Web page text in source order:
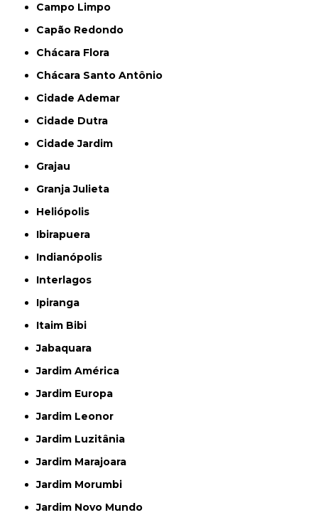
Campo Limpo
Capão Redondo
Chácara Flora
Chácara Santo Antônio
Cidade Ademar
Cidade Dutra
Cidade Jardim
Grajau
Granja Julieta
Heliópolis
Ibirapuera
Indianópolis
Interlagos
Ipiranga
Itaim Bibi
Jabaquara
Jardim América
Jardim Europa
Jardim Leonor
Jardim Luzitânia
Jardim Marajoara
Jardim Morumbi
Jardim Novo Mundo